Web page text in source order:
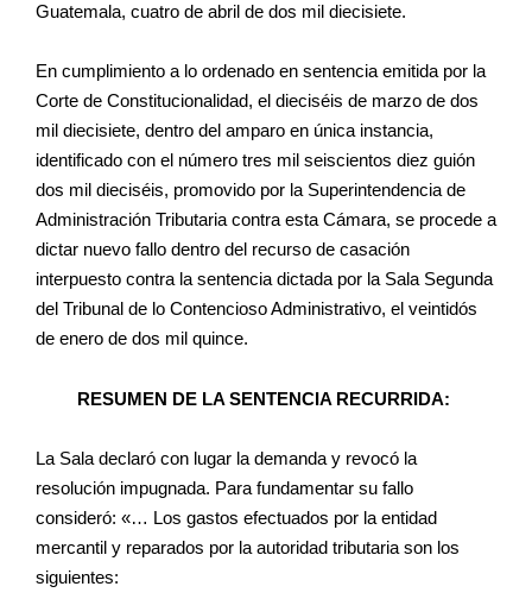
Guatemala, cuatro de abril de dos mil diecisiete.
En cumplimiento a lo ordenado en sentencia emitida por la
Corte de Constitucionalidad, el dieciséis de marzo de dos
mil diecisiete, dentro del amparo en única instancia,
identificado con el número tres mil seiscientos diez guión
dos mil dieciséis, promovido por la Superintendencia de
Administración Tributaria contra esta Cámara, se procede a
dictar nuevo fallo dentro del recurso de casación
interpuesto contra la sentencia dictada por la Sala Segunda
del Tribunal de lo Contencioso Administrativo, el veintidós
de enero de dos mil quince.
RESUMEN DE LA SENTENCIA RECURRIDA:
La Sala declaró con lugar la demanda y revocó la
resolución impugnada. Para fundamentar su fallo
consideró: «… Los gastos efectuados por la entidad
mercantil y reparados por la autoridad tributaria son los
siguientes: